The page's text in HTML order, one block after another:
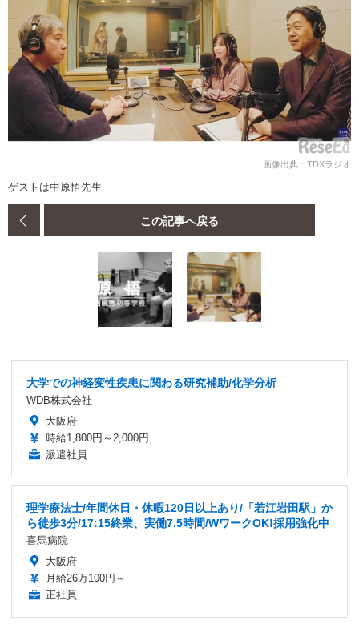
画像出典：TDXラジオ
ゲストは中原悟先生
この記事へ戻る
大学での神経変性疾患に関わる研究補助/化学分析
WDB株式会社
大阪府
時給1,800円～2,000円
派遣社員
理学療法士/年間休日・休暇120日以上あり/「若江岩田駅」か
ら徒歩3分/17:15終業、実働7.5時間/WワークOK!採用強化中
喜馬病院
大阪府
月給26万100円～
正社員